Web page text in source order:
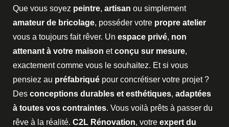
Que vous soyez peintre, artisan ou simplement
amateur de bricolage, posséder votre propre atelier
vous a toujours fait rêver. Un espace privé, non
attenant à votre maison etconçu sur mesure,
exactement comme vous le souhaitez. Et si vous
pensiez au préfabriqué pour concrétiser votre projet ?
Des conceptions durables et esthétiques, adaptées
à toutes vos contraintes. Vous voilà prêts à passer du
rêve à la réalité. C2L Rénovation, votre expert du